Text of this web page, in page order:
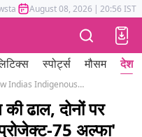
Mumbai Tak Astrotak
August 08, 2026 | 20:56 IST
स्पोर्ट्स मौसम देश
Project 75 Alpha: How Indias Indigenous Nuclear Attack Submarines Plan is Neutralizing China Pakistan Ocean Strategy
ढाल, दोनों पर
75 अल्फा'